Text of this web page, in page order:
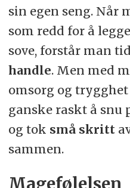
sin egen seng. Når
som redd for å
sove, forstår man
handle. Men med
omsorg og
ganske raskt å snu
og tok små skritt
sammen.